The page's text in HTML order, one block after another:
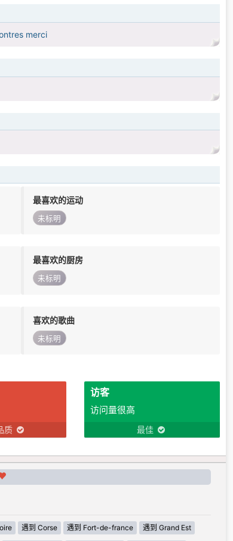
merci
最喜欢的运动
未标明
最喜欢的厨房
未标明
喜欢的歌曲
未标明
质
访客
访问量很高
最佳
遇到 Corse 遇到 Fort-de-france 遇到 Grand Est